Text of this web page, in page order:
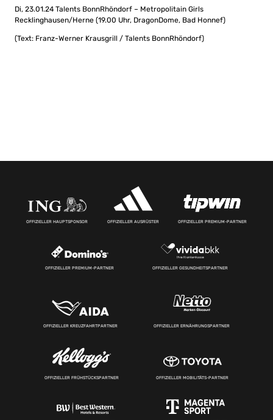
Di, 23.01.24 Talents BonnRhöndorf – Metropolitain Girls
Recklinghausen/Herne (19.00 Uhr, DragonDome, Bad Honnef)
(Text: Franz-Werner Krausgrill / Talents BonnRhöndorf)
OFFIZIELLER HAUPTSPONSOR OFFIZIELLER AUSRÜSTER OFFIZIELLER PREMIUM-PARTNER
OFFIZIELLER PREMIUM-PARTNER OFFIZIELLER GESUNDHEITSPARTNER
OFFIZIELLER KREUZFAHRTPARTNER OFFIZIELLER ERNÄHRUNGSPARTNER
OFFIZIELLER FRÜHSTÜCKSPARTNER OFFIZIELLER MOBILITÄTS-PARTNER